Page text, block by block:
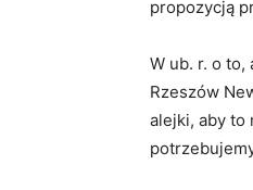
propozycją
W ub. r. o to,
Rzeszów
alejki, aby to